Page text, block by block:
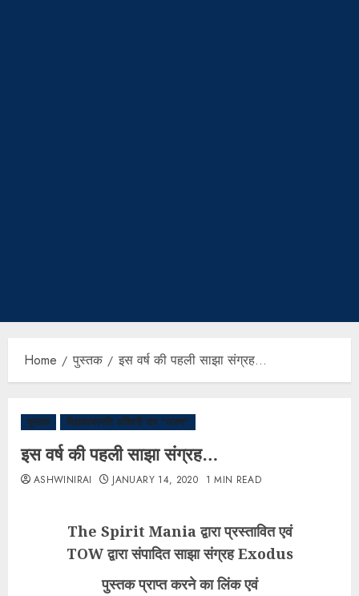
Home पुस्तक इस वर्ष की पहली साझा संग्रह…
पुस्तक विद्यावाचस्पति अश्विनी राय "अरुण"
इस वर्ष की पहली साझा संग्रह…
ASHWINIRAI JANUARY 14, 2020 1 MIN READ
The Spirit Mania द्वारा प्रस्तावित एवं
TOW द्वारा संपादित साझा संग्रह Exodus
पुस्तक प्राप्त करने का लिंक एवं